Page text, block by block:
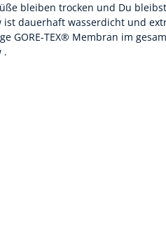
bleiben trocken und Du
ist dauerhaft wasserdicht und
GORE-TEX® Membran im
.